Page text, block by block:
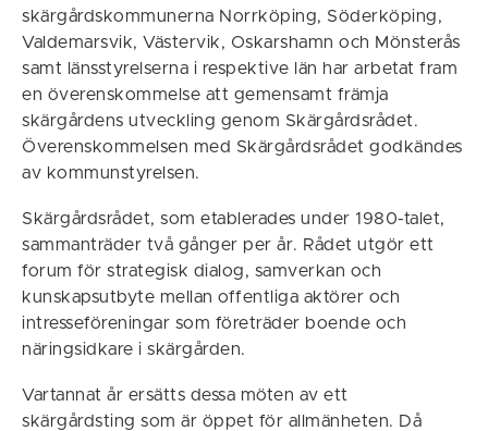
skärgårdskommunerna Norrköping, Söderköping,
Valdemarsvik, Västervik, Oskarshamn och Mönsterås
samt länsstyrelserna i respektive län har arbetat fram
en överenskommelse att gemensamt främja
skärgårdens utveckling genom Skärgårdsrådet.
Överenskommelsen med Skärgårdsrådet godkändes
av kommunstyrelsen.
Skärgårdsrådet, som etablerades under 1980-talet,
sammanträder två gånger per år. Rådet utgör ett
forum för strategisk dialog, samverkan och
kunskapsutbyte mellan offentliga aktörer och
intresseföreningar som företräder boende och
näringsidkare i skärgården.
Vartannat år ersätts dessa möten av ett
skärgårdsting som är öppet för allmänheten. Då